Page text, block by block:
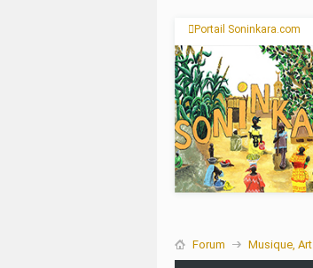
Portail Soninkara.com
Forum Musique, Art